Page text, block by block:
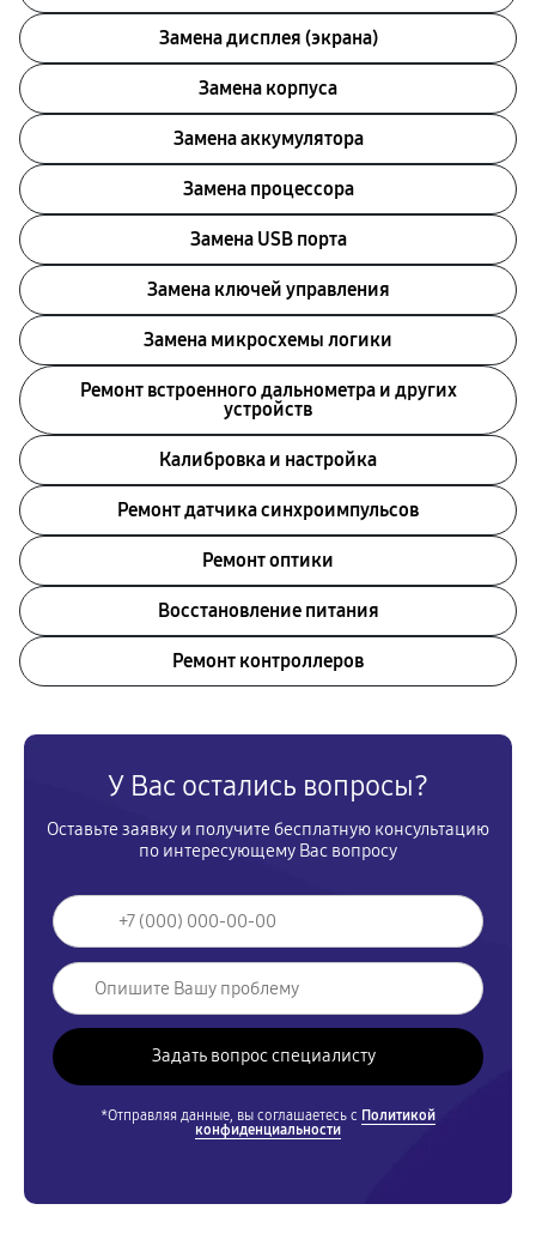
Замена дисплея (экрана)
Замена корпуса
Замена аккумулятора
Замена процессора
Замена USB порта
Замена ключей управления
Замена микросхемы логики
Ремонт встроенного дальнометра и других
устройств
Калибровка и настройка
Ремонт датчика синхроимпульсов
Ремонт оптики
Восстановление питания
Ремонт контроллеров
У Вас остались вопросы?
Оставьте заявку и получите бесплатную консультацию
по интересующему Вас вопросу
*Отправляя данные, вы соглашаетесь с Политикой
конфиденциальности